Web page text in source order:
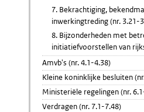
7. Bekrachtiging,
inwerkingtreding (nr. 3.21-
8. Bijzonderheden met
initiatiefvoorstellen van
Amvb's (nr. 4.1-4.38)
Kleine koninklijke besluiten
Ministeriële regelingen (nr.
Verdragen (nr. 7.1-7.48)